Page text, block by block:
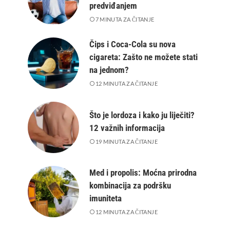
predviđanjem
7 MINUTA ZA ČITANJE
Čips i Coca-Cola su nova
cigareta: Zašto ne možete stati
na jednom?
12 MINUTA ZA ČITANJE
Što je lordoza i kako ju liječiti?
12 važnih informacija
19 MINUTA ZA ČITANJE
Med i propolis: Moćna prirodna
kombinacija za podršku
imuniteta
12 MINUTA ZA ČITANJE